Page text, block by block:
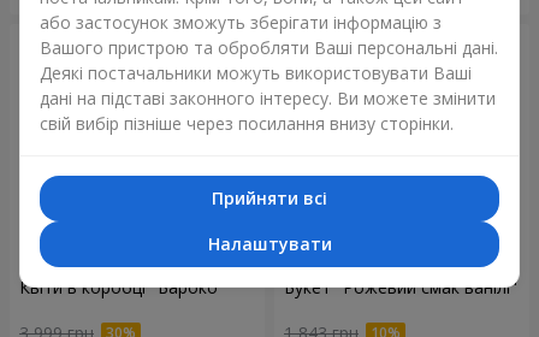
Квіти в коробці "Бароко" Букет "Рожевий смак ванілі"
або застосунок зможуть зберігати інформацію з
Вашого пристрою та обробляти Ваші персональні дані.
Деякі постачальники можуть використовувати Ваші
дані на підставі законного інтересу. Ви можете змінити
свій вибір пізніше через посилання внизу сторінки.
Прийняти всі
Налаштувати